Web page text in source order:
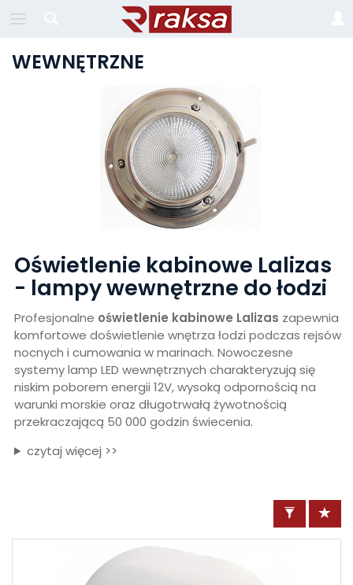
WEWNĘTRZNE
Oświetlenie kabinowe Lalizas
- lampy wewnętrzne do łodzi
Profesjonalne oświetlenie kabinowe Lalizas zapewnia
komfortowe doświetlenie wnętrza łodzi podczas rejsów
nocnych i cumowania w marinach. Nowoczesne
systemy lamp LED wewnętrznych charakteryzują się
niskim poborem energii 12V, wysoką odpornością na
warunki morskie oraz długotrwałą żywotnością
przekraczającą 50 000 godzin świecenia.
czytaj więcej >>